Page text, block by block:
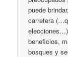
puede
carretera
beneficios,
bosques y